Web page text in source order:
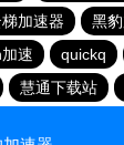
加速器 黑
速 quickq
慧通下载站